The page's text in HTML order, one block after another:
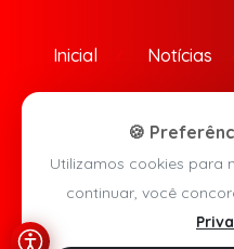
Inicial Notícias
Política
🍪
Utilizamos cookies para
continuar, você